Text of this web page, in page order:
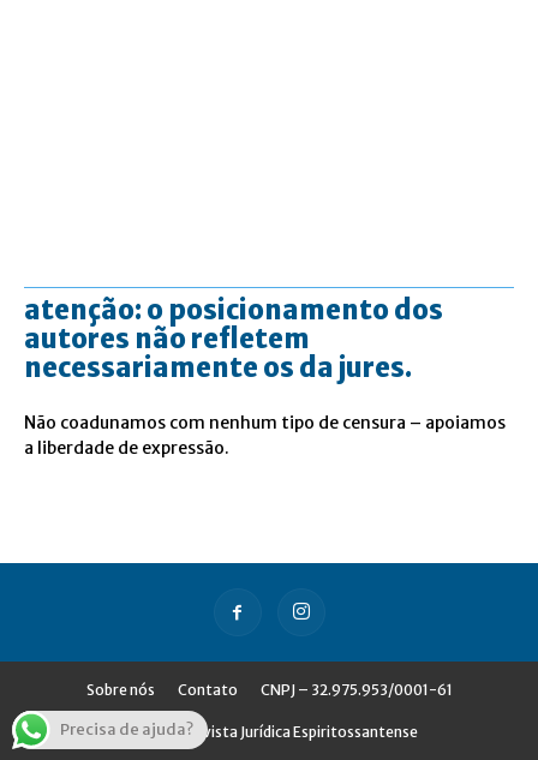
atenção: o posicionamento dos
autores não refletem
necessariamente os da jures.
Não coadunamos com nenhum tipo de censura – apoiamos
a liberdade de expressão.
Sobre nós Contato CNPJ – 32.975.953/0001-61
© Jures - Revista Jurídica Espiritossantense
Precisa de ajuda?